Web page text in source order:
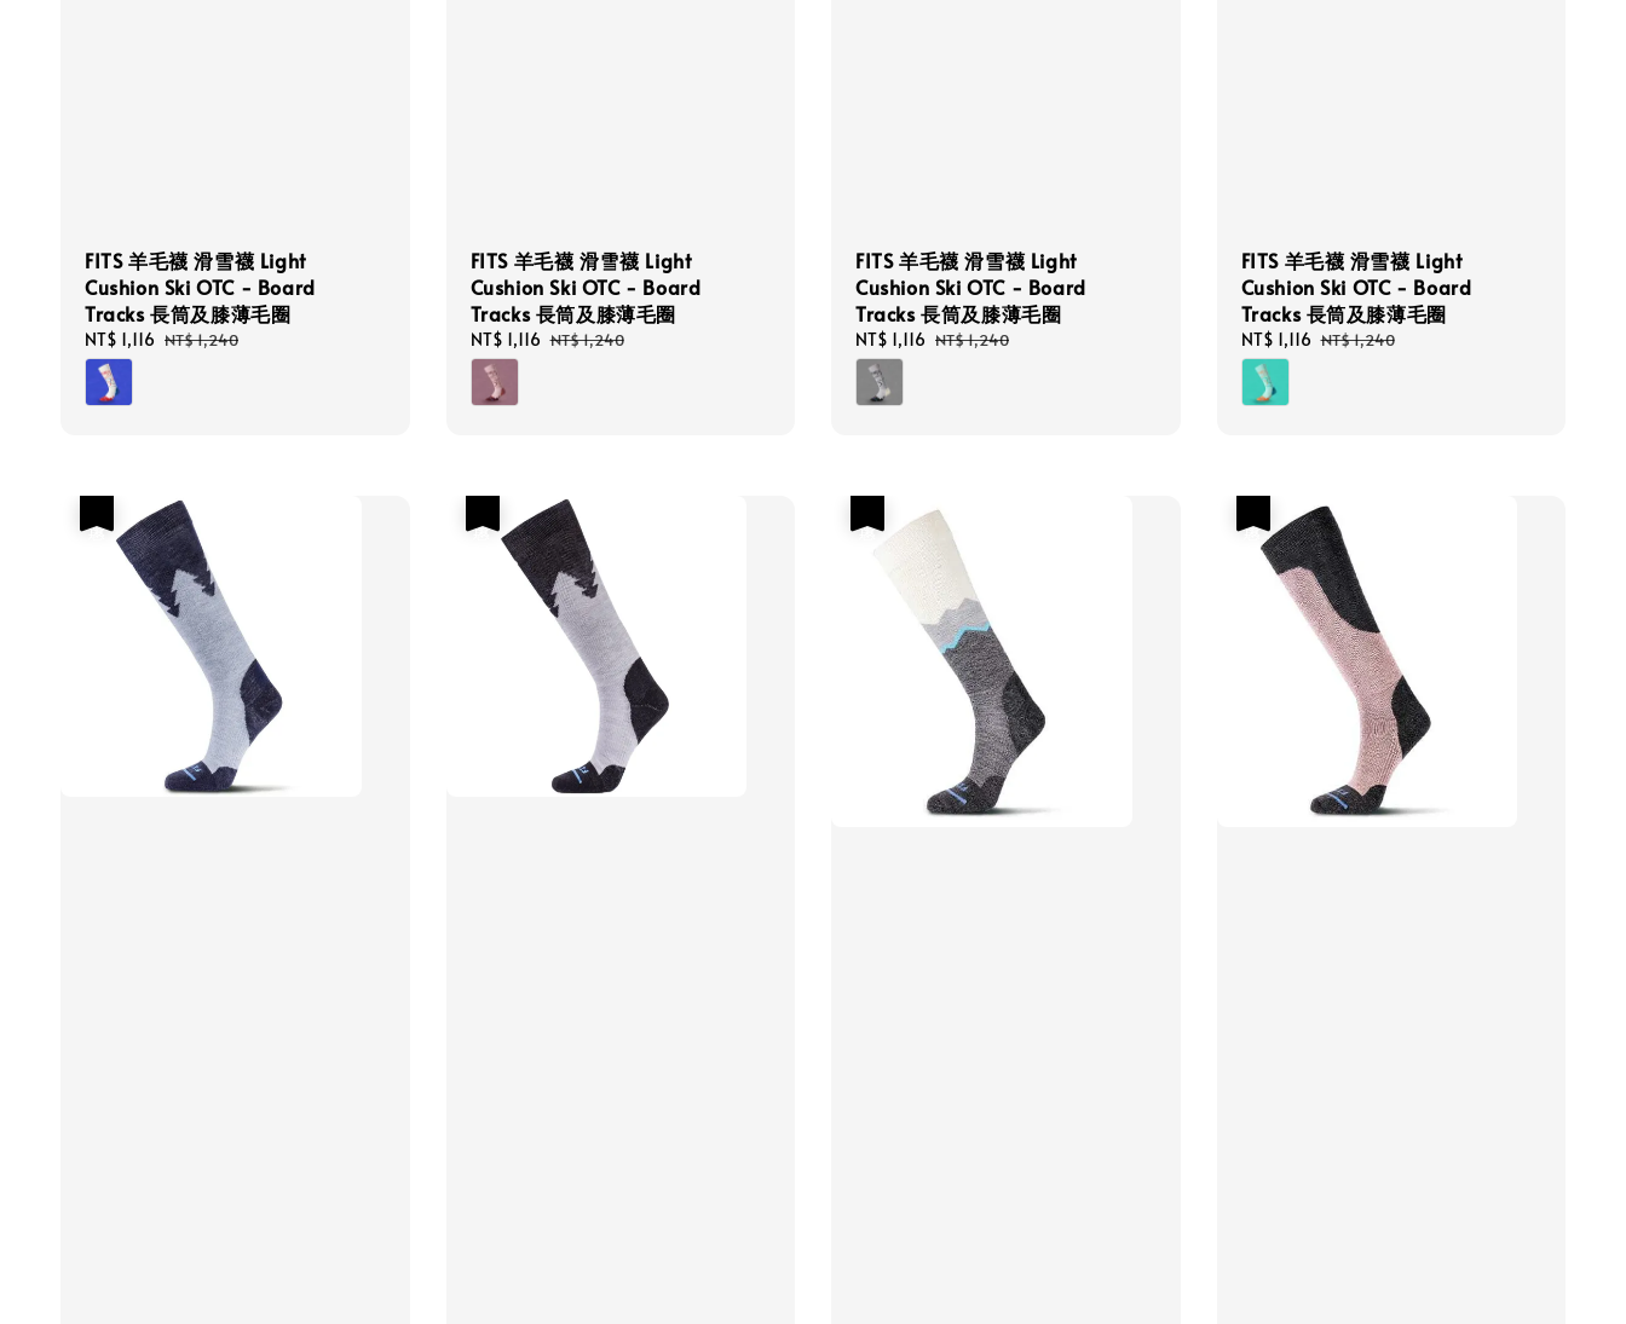
FITS 羊毛襪 滑雪襪 Light
Cushion Ski OTC - Board
Tracks 長筒及膝薄毛圈
Sale
price
NT$ 1,116 Regular
NT$ 1,240
FITS 羊毛襪 滑雪襪 Light
Cushion Ski OTC - Board
Tracks 長筒及膝薄毛圈
Sale
price
NT$ 1,116 Regular
NT$ 1,240
FITS 羊毛襪 滑雪襪 Light
Cushion Ski OTC - Board
Tracks 長筒及膝薄毛圈
Sale
price
NT$ 1,116 Regular
NT$ 1,240
FITS 羊毛襪 滑雪襪 Light
Cushion Ski OTC - Board
Tracks 長筒及膝薄毛圈
Sale
price
NT$ 1,116 Regular
NT$ 1,240